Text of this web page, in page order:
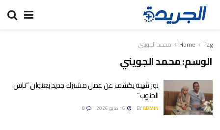
Home Tag محمد الجويني
الوسم:محمد الجويني
نور شيبة يكشف عن عمل مشترك جديد بعنوان “ناس
الجنوب”
BYADMIN